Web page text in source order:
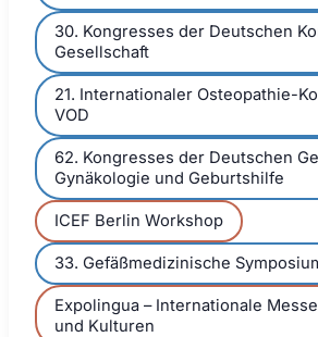
30. Kongresses der Deutschen
Gesellschaft
21. Internationaler Osteopathie-
VOD
62. Kongresses der Deutschen
Gynäkologie und Geburtshilfe
ICEF Berlin Workshop
33. Gefäßmedizinische
Expolingua – Internationale
und Kulturen